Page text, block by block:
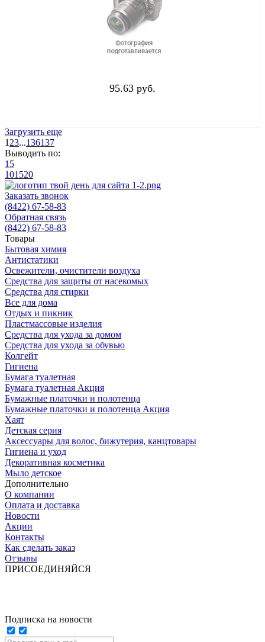
95.63 руб.
Загрузить еще
1 23...136137
Выводить по:
15
101520
Заказать звонок
(8422) 67-58-83
Обратная связь
(8422) 67-58-83
Товары
Бытовая химия
Антистатики
Освежители, очистители воздуха
Средства для защиты от насекомых
Средства для стирки
Все для дома
Отдых и пикник
Пластмассовые изделия
Средства для ухода за домом
Средства для ухода за обувью
Колгейт
Гигиена
Бумага туалетная
Бумага туалетная Акция
Бумажные платочки и полотенца
Бумажные платочки и полотенца Акция
Хаят
Детская серия
Аксессуары для волос, бижутерия, канцтовары
Гигиена и уход
Декоративная косметика
Мыло детское
Дополнительно
О компании
Оплата и доставка
Новости
Акции
Контакты
Как сделать заказ
Отзывы
ПРИСОЕДИНЯЙСЯ
Подписка на новости